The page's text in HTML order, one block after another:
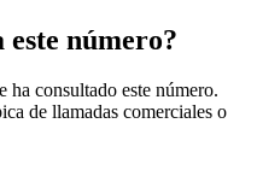
este número?
ha consultado este número.
de llamadas comerciales o